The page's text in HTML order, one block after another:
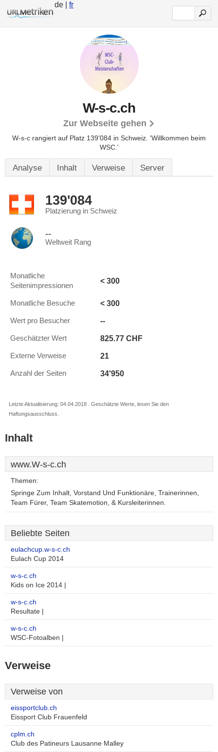
de |fr
W-s-c.ch
Zur Webseite gehen
W-s-c rangiert auf Platz 139'084 in Schweiz. 'Willkommen beim
WSC.'
Analyse Inhalt Verweise Server
139'084
Platzierung in Schweiz
--
Weltweit Rang
Monatliche
Seitenimpressionen
< 300
Monatliche Besuche < 300
Wert pro Besucher --
Geschätzter Wert 825.77 CHF
Externe Verweise 21
Anzahl der Seiten 34'950
Letzte Aktualisierung: 04.04.2018 . Geschätzte Werte, lesen Sie den
Haftungsausschluss.
Inhalt
www.W-s-c.ch
Themen:
Springe Zum Inhalt, Vorstand Und Funktionäre, Trainerinnen,
Team Fürer, Team Skatemotion, & Kursleiterinnen.
Beliebte Seiten
eulachcup.w-s-c.ch
Eulach Cup 2014
w-s-c.ch
Kids on Ice 2014 |
w-s-c.ch
Resultate |
w-s-c.ch
WSC-Fotoalben |
Verweise
Verweise von
eissportclub.ch
Eissport Club Frauenfeld
cplm.ch
Club des Patineurs Lausanne Malley